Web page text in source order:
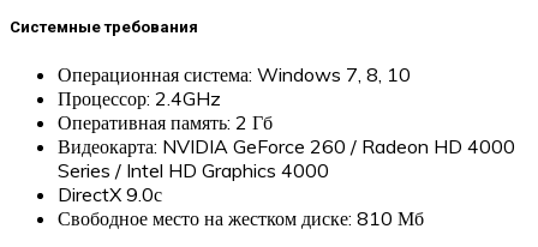
Системные требования
Операционная система: Windows 7, 8, 10
Процессор: 2.4GHz
Оперативная память: 2 Гб
Видеокарта: NVIDIA GeForce 260 / Radeon HD 4000
Series / Intel HD Graphics 4000
DirectX 9.0с
Свободное место на жестком диске: 810 Мб